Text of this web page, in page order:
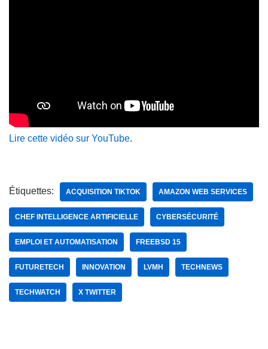
Lire cette vidéo sur YouTube.
Étiquettes: ACQUISITION TIKTOK AMAZON WEB SERVICES
CHEF INTELLIGENCE ARTIFICIELLE CYBERSÉCURITÉ
EMPLOI ET AUTOMATISATION FREEBSD 15
FUTURETECH INNOVATION LVMH TECHNEWS
TECHWATCH X TWITTER